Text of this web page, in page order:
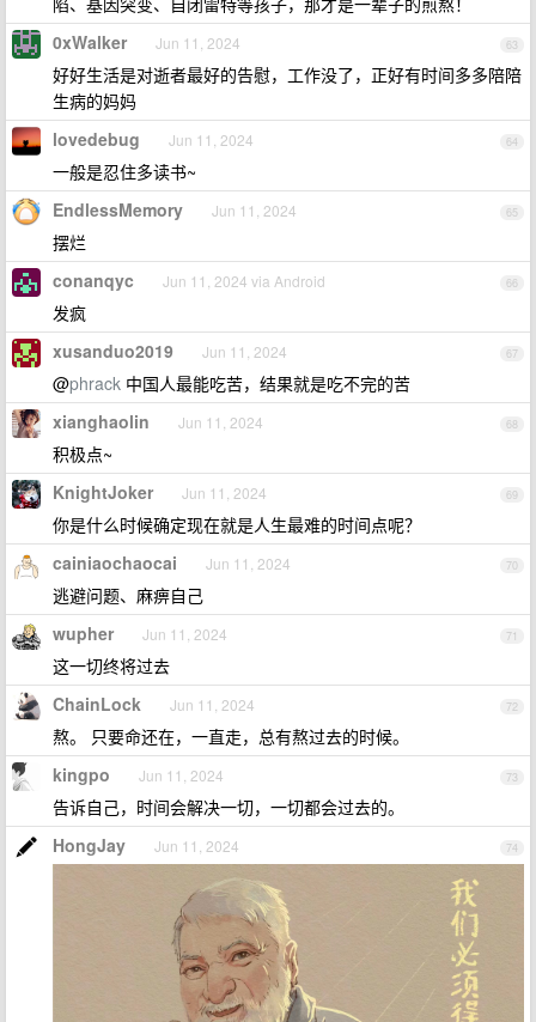
63
0xWalker Jun 11, 2024
好好生活是对逝者最好的告慰，工作没了，正好有时间多多陪陪
生病的妈妈
64
lovedebug Jun 11, 2024
一般是忍住多读书~
65
EndlessMemory Jun 11, 2024
摆烂
66
conanqyc Jun 11, 2024 via Android
发疯
67
xusanduo2019 Jun 11, 2024
@phrack 中国人最能吃苦，结果就是吃不完的苦
68
xianghaolin Jun 11, 2024
积极点~
69
KnightJoker Jun 11, 2024
你是什么时候确定现在就是人生最难的时间点呢？
70
cainiaochaocai Jun 11, 2024
逃避问题、麻痹自己
71
wupher Jun 11, 2024
这一切终将过去
72
ChainLock Jun 11, 2024
熬。 只要命还在，一直走，总有熬过去的时候。
73
kingpo Jun 11, 2024
告诉自己，时间会解决一切，一切都会过去的。
74
HongJay Jun 11, 2024